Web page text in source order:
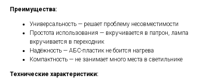
Преимущества:
Универсальность — решает проблему несовместимости
Простота использования — вкручивается в патрон, лампа
вкручивается в переходник
Надёжность — АБС-пластик не боится нагрева
Компактность — не занимает много места в светильнике
Технические характеристики: